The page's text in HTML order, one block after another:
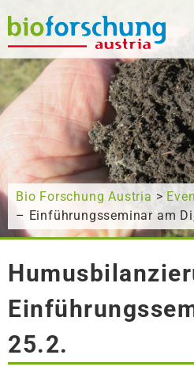
Wonach suchen Sie?
Bio Forschung Austria >
– Einführungsseminar am
25.2.